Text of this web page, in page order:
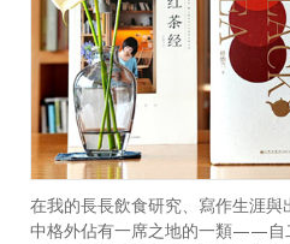
在我的長長飲食研究、寫作生涯
中格外佔有一席之地的一類——自